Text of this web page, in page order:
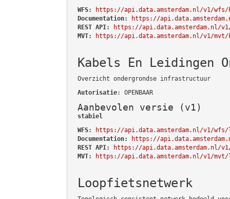
WFS:
https://api.data.amsterdam.nl/v1/
Documentation:
https://
REST API:
https://api.data.amsterdam.nl/
MVT:
https://api.data.amsterdam.nl/v1/
Kabels En Leidingen
Overzicht ondergrondse infrastructuur
Autorisatie: OPENBAAR
Aanbevolen versie (v1)
stabiel
WFS:
https://api.data.amsterdam.nl/v1/
Documentation:
https://
REST API:
https://api.data.amsterdam.nl/
MVT:
https://api.data.amsterdam.nl/v1/
Loopfietsnetwerk